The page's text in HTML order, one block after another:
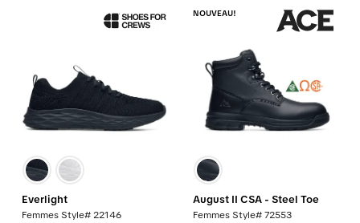
Everlight
Femmes Style# 22146
NOUVEAU!
August II CSA - Steel Toe
Femmes Style# 72553